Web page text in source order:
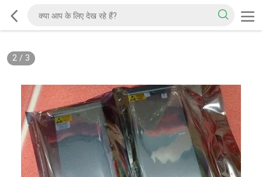
2/ 3